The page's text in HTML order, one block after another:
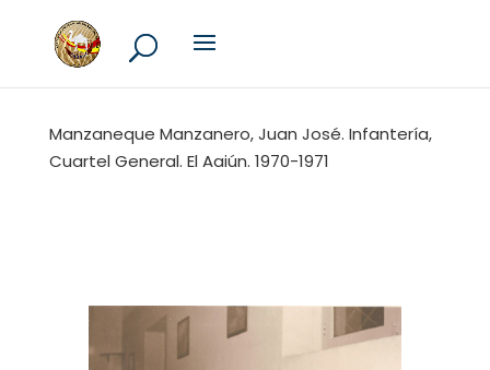
Manzaneque Manzanero, Juan José. Infantería,
Cuartel General. El Aaiún. 1970-1971